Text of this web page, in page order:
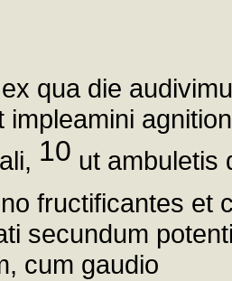
qua die
impleamini
10 ut ambuletis
fructificantes et
secundum
cum gaudio